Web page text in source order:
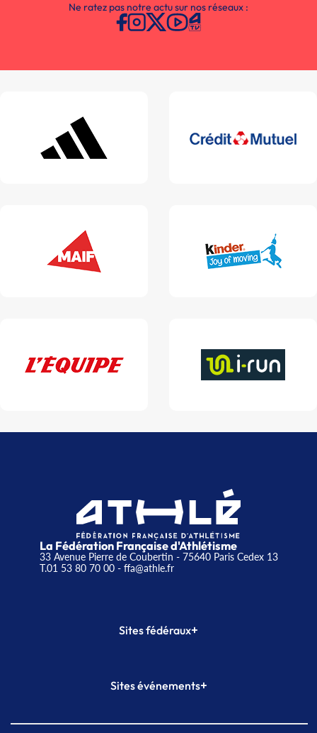
Ne ratez pas notre actu sur nos réseaux :
La Fédération Française d'Athlétisme
33 Avenue Pierre de Coubertin - 75640 Paris Cedex 13
T.01 53 80 70 00- ffa@athle.fr
Sites fédéraux+
Plateforme Formation
Sites événements+
Meeting de Paris indoor